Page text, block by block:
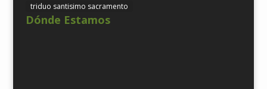
triduo santisimo sacramento
Dónde Estamos